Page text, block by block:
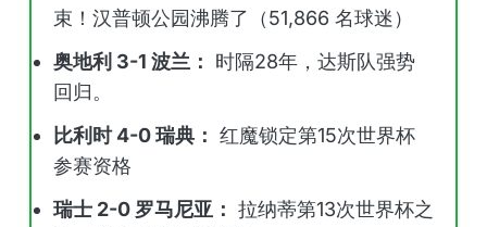
束！汉普顿公园沸腾了（51,866 名球迷）
奥地利 3-1 波兰：
时隔28年，达斯队强势
回归。
比利时 4-0 瑞典： 红魔锁定第15次世界杯
参赛资格
瑞士 2-0 罗马尼亚： 拉纳蒂第13次世界杯之